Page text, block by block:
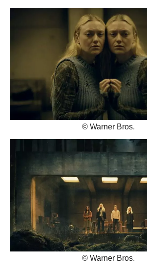
© Warner Bros.
© Warner Bros.